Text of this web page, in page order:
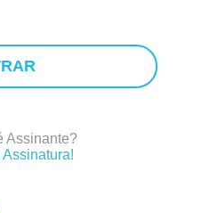
Assinante?